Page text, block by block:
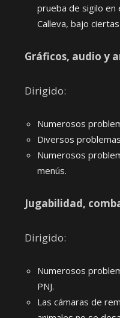
prueba de sigilo en
Calleva, bajo
Gráficos, audio y
Dirigido:
Numerosos
Diversos
Numerosos
menús.
Jugabilidad,
Dirigido:
Numerosos
PNJ.
Las cámaras de